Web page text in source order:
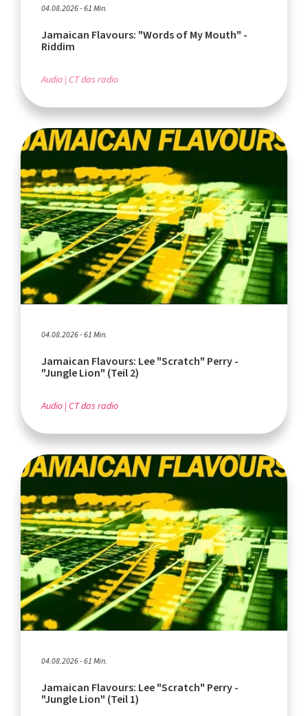
04.08.2026 - 61 Min.
Jamaican Flavours: "Words of My Mouth" -
Riddim
Audio CT das radio
04.08.2026 - 61 Min.
Jamaican Flavours: Lee "Scratch" Perry -
"Jungle Lion" (Teil 2)
Audio CT das radio
04.08.2026 - 61 Min.
Jamaican Flavours: Lee "Scratch" Perry -
"Jungle Lion" (Teil 1)